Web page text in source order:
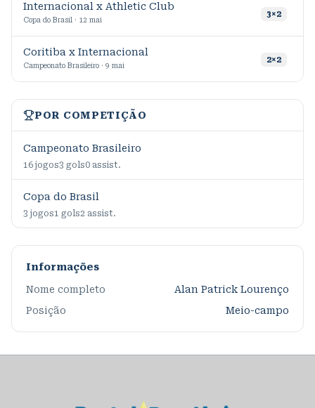
Internacional x Athletic Club
Copa do Brasil · 12 mai
3×2
Coritiba x Internacional
Campeonato Brasileiro · 9 mai
2×2
POR COMPETIÇÃO
Campeonato Brasileiro
16 jogos3 gols0 assist.
Copa do Brasil
3 jogos1 gols2 assist.
Informações
Nome completo
Alan Patrick Lourenço
Posição
Meio-campo